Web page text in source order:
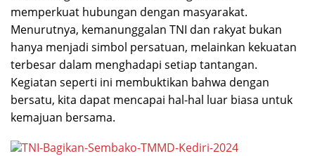
memperkuat hubungan dengan masyarakat.
Menurutnya, kemanunggalan TNI dan rakyat bukan
hanya menjadi simbol persatuan, melainkan kekuatan
terbesar dalam menghadapi setiap tantangan.
Kegiatan seperti ini membuktikan bahwa dengan
bersatu, kita dapat mencapai hal-hal luar biasa untuk
kemajuan bersama.